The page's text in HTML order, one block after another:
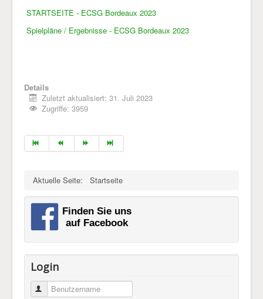
STARTSEITE - ECSG Bordeaux 2023
Spielpläne / Ergebnisse - ECSG Bordeaux 2023
Details
Zuletzt aktualisiert: 31. Juli 2023
Zugriffe: 3959
Aktuelle Seite: Startseite
Login
Benutzername